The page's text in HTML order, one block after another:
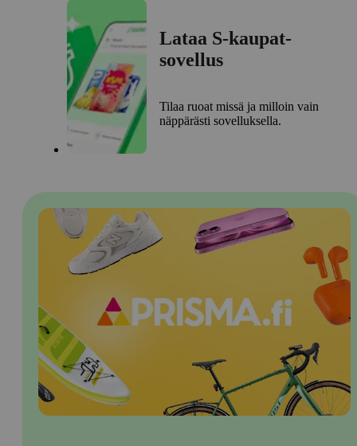
Lataa S-kaupat-
sovellus
Tilaa ruoat missä ja milloin vain
näppärästi sovelluksella.